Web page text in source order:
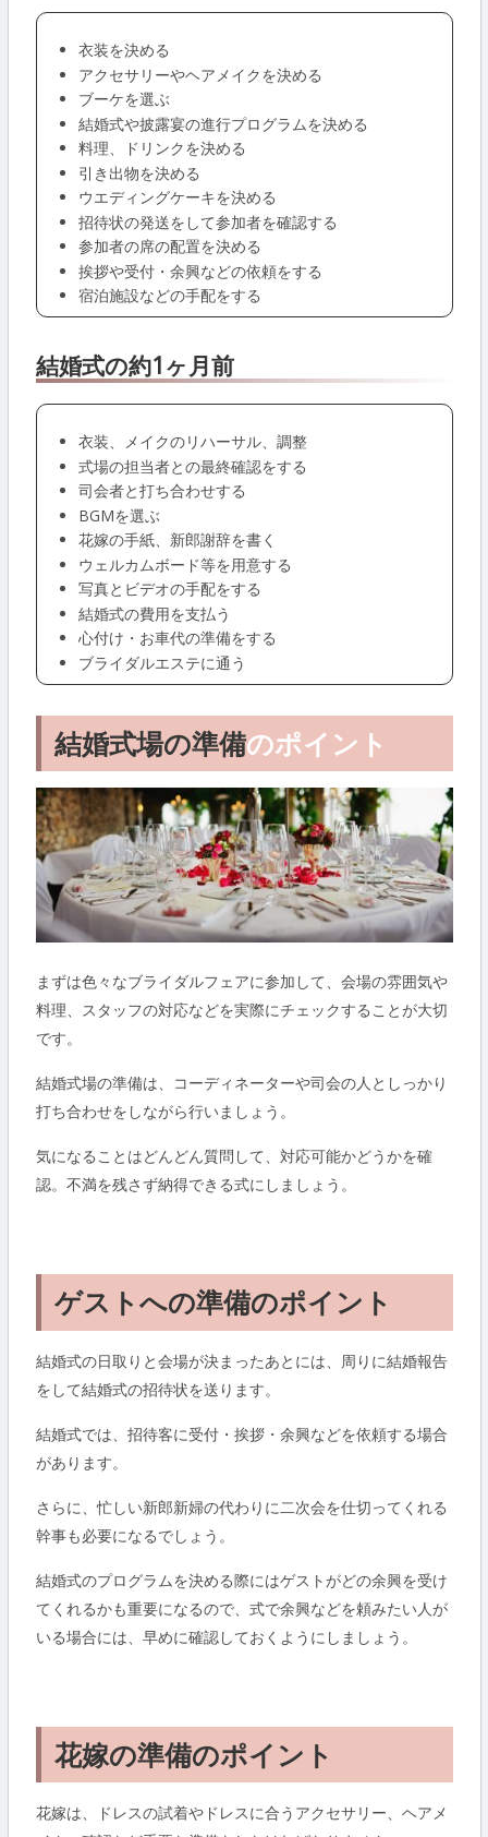
衣装を決める
アクセサリーやヘアメイクを決める
ブーケを選ぶ
結婚式や披露宴の進行プログラムを決める
料理、ドリンクを決める
引き出物を決める
ウエディングケーキを決める
招待状の発送をして参加者を確認する
参加者の席の配置を決める
挨拶や受付・余興などの依頼をする
宿泊施設などの手配をする
結婚式の約1ヶ月前
衣装、メイクのリハーサル、調整
式場の担当者との最終確認をする
司会者と打ち合わせする
BGMを選ぶ
花嫁の手紙、新郎謝辞を書く
ウェルカムボード等を用意する
写真とビデオの手配をする
結婚式の費用を支払う
心付け・お車代の準備をする
ブライダルエステに通う
結婚式場の準備のポイント
まずは色々なブライダルフェアに参加して、会場の雰囲気や
料理、スタッフの対応などを実際にチェックすることが大切
です。
結婚式場の準備は、コーディネーターや司会の人としっかり
打ち合わせをしながら行いましょう。
気になることはどんどん質問して、対応可能かどうかを確
認。不満を残さず納得できる式にしましょう。
ゲストへの準備のポイント
結婚式の日取りと会場が決まったあとには、周りに結婚報告
をして結婚式の招待状を送ります。
結婚式では、招待客に受付・挨拶・余興などを依頼する場合
があります。
さらに、忙しい新郎新婦の代わりに二次会を仕切ってくれる
幹事も必要になるでしょう。
結婚式のプログラムを決める際にはゲストがどの余興を受け
てくれるかも重要になるので、式で余興などを頼みたい人が
いる場合には、早めに確認しておくようにしましょう。
花嫁の準備のポイント
花嫁は、ドレスの試着やドレスに合うアクセサリー、ヘアメ